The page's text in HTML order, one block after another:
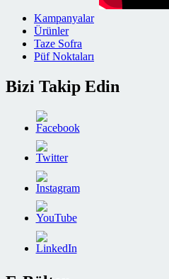
Kampanyalar
Ürünler
Taze Sofra
Püf Noktaları
Bizi Takip Edin